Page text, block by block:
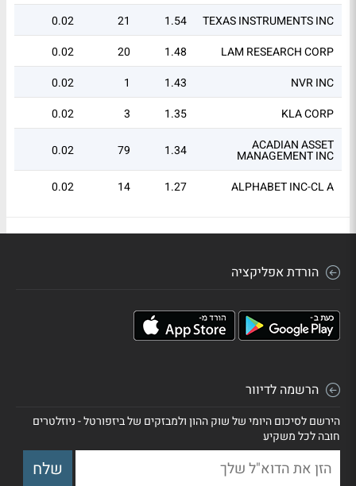
TEXAS INSTRUMENTS INC
1.54
21
0.02
LAM RESEARCH CORP
1.48
20
0.02
NVR INC
1.43
1
0.02
KLA CORP
1.35
3
0.02
ACADIAN ASSET
MANAGEMENT INC
1.34
79
0.02
ALPHABET INC-CL A
1.27
14
0.02
הורדת אפליקציה
הרשמה לדיוור
הירשם לסיכום היומי של שוק ההון ולמבזקים של ביזפורטל - ניוזלטרים
חובה לכל משקיע